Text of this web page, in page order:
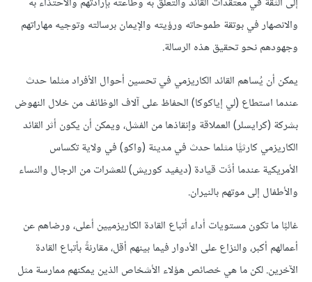
والانصهار في بوتقة طموحاته ورؤيته والإيمان برسالته وتوجيه مهاراتهم
وجهودهم نحو تحقيق هذه الرسالة.
يمكن أن يُساهم القائد الكاريزمي في تحسين أحوال الأفراد مثلما حدث
عندما استطاع (لي إياكوكا) الحفاظ على آلاف الوظائف من خلال النهوض
بشركة (كرايسلر) العملاقة وإنقاذها من الفشل، ويمكن أن يكون أثر القائد
الكاريزمي كارثيًّا مثلما حدث في مدينة (واكو) في ولاية تكساس
الأمريكية عندما أدَّت قيادة (ديفيد كوريش) للعشرات من الرجال والنساء
والأطفال إلى موتهم بالنيران.
غالبًا ما تكون مستويات أداء أتباع القادة الكاريزميين أعلى، ورضاهم عن
أعمالهم أكبر، والنزاع على الأدوار فيما بينهم أقل، مقارنةً بأتباع القادة
الآخرين. لكن ما هي خصائص هؤلاء الأشخاص الذين يمكنهم ممارسة مثل